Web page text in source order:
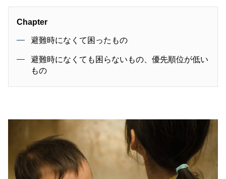
Chapter
避難時になくて困ったもの
避難時になくても困らないもの、優先順位が低い
もの